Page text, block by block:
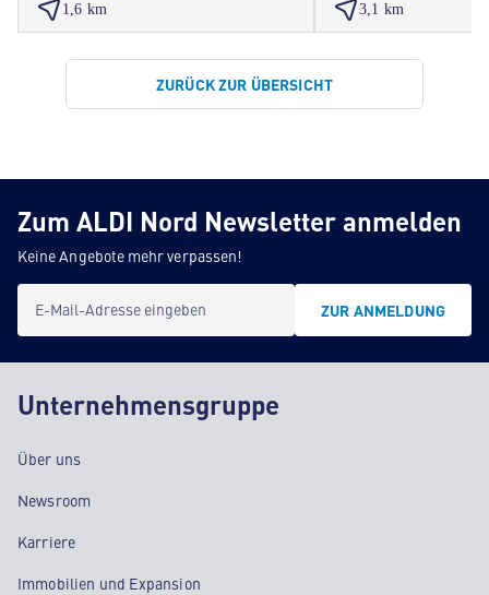
1,6 km 3,1 km
ZURÜCK ZUR ÜBERSICHT
Zum ALDI Nord Newsletter anmelden
Keine Angebote mehr verpassen!
E-Mail-Adresse eingeben ZUR ANMELDUNG
Unternehmensgruppe
Über uns
Newsroom
Karriere
Immobilien und Expansion